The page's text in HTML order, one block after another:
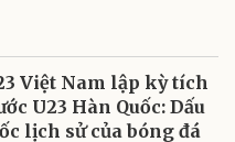
Việt Nam lập kỳ tích
U23 Hàn Quốc: Dấu
lịch sử của bóng đá